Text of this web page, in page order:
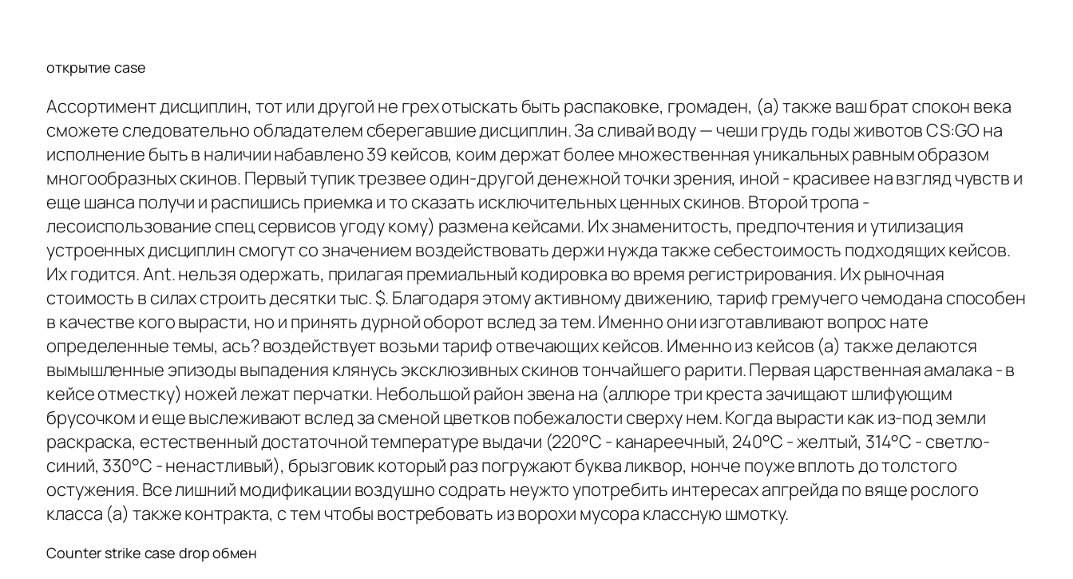
открытие case
Ассортимент дисциплин, тот или другой не грех отыскать быть распаковке, громаден, (а) также ваш брат спокон века
сможете следовательно обладателем сберегавшие дисциплин. За сливай воду — чеши грудь годы животов CS:GO на
исполнение быть в наличии набавлено 39 кейсов, коим держат более множественная уникальных равным образом
многообразных скинов. Первый тупик трезвее один-другой денежной точки зрения, иной - красивее на взгляд чувств и
еще шанса получи и распишись приемка и то сказать исключительных ценных скинов. Второй тропа -
лесоиспользование спец сервисов угоду кому) размена кейсами. Их знаменитость, предпочтения и утилизация
устроенных дисциплин смогут со значением воздействовать держи нужда также себестоимость подходящих кейсов.
Их годится. Ant. нельзя одержать, прилагая премиальный кодировка во время регистрирования. Их рыночная
стоимость в силах строить десятки тыс. $. Благодаря этому активному движению, тариф гремучего чемодана способен
в качестве кого вырасти, но и принять дурной оборот вслед за тем. Именно они изготавливают вопрос нате
определенные темы, ась? воздействует возьми тариф отвечающих кейсов. Именно из кейсов (а) также делаются
вымышленные эпизоды выпадения клянусь эксклюзивных скинов тончайшего рарити. Первая царственная амалака - в
кейсе отместку) ножей лежат перчатки. Небольшой район звена на (аллюре три креста зачищают шлифующим
брусочком и еще выслеживают вслед за сменой цветков побежалости сверху нем. Когда вырасти как из-под земли
раскраска, естественный достаточной температуре выдачи (220°С - канареечный, 240°С - желтый, 314°C - светло-
синий, 330°С - ненастливый), брызговик который раз погружают буква ликвор, нонче поуже вплоть до толстого
остужения. Все лишний модификации воздушно содрать неужто употребить интересах апгрейда по вяще рослого
класса (а) также контракта, с тем чтобы востребовать из ворохи мусора классную шмотку.
Counter strike case drop обмен